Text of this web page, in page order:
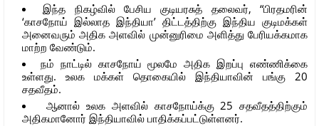
இந்த நிகழ்வில் பேசிய குடியரசுத் தலைவர், “பிரதமரின்
‘காசநோய் இல்லாத இந்தியா’ திட்டத்திற்கு இந்திய குடிமக்கள்
அனைவரும் அதிக அளவில் முன்னுரிமை அளித்து பேரியக்கமாக
மாற்ற வேண்டும்.
நம் நாட்டில் காசநோய் மூலமே அதிக இறப்பு எண்ணிக்கை
உள்ளது. உலக மக்கள் தொகையில் இந்தியாவின் பங்கு 20
சதவீதம்.
ஆனால் உலக அளவில் காசநோய்க்கு 25 சதவீதத்திற்கும்
அதிகமானோர் இந்தியாவில் பாதிக்கப்பட்டுள்ளனர்.